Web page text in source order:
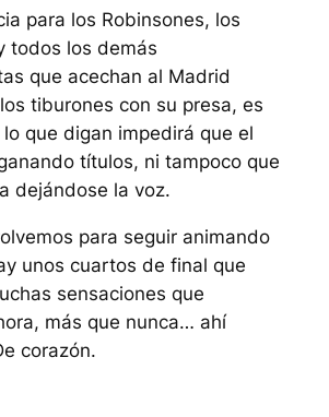
para los Robinsones, los
todos los demás
que acechan al Madrid
tiburones con su presa, es
que digan impedirá que el
títulos, ni tampoco que
dejándose la voz.
para seguir animando
unos cuartos de final que
sensaciones que
más que nunca… ahí
corazón.